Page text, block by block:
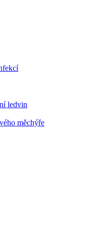
tu pro vás. Zvolte
a objednejte se do naší
ledvin
měchýře